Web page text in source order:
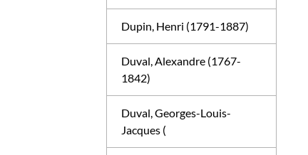
Dupin, Henri (1791-1887)
Duval, Alexandre (1767-
1842)
Duval, Georges-Louis-
Jacques (